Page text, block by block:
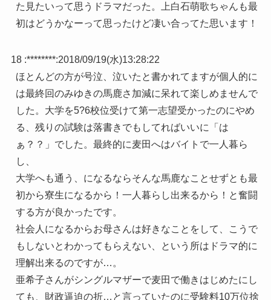
た見たいって思うドラマだった。上白石萌歌ちゃんも最
初はどうかなーって思ったけど凄い合ってた思います！
18 :********:2018/09/19(水)13:28:22
ほとんどの方が号泣、泣いたと書かれてますが個人的に
は最終回のみゆきの馬鹿さ加減に呆れて楽しめませんで
した。大学を5?6校位受けて第一志望受かったのにやめ
る、残りの試験は落書きでもしてればいいに「は
ぁ？？」でした。最終的に麦田へはバイトで一人暮ら
し、
大学へも通う、になるならそんな馬鹿なことせずとも最
初から寮生になるから！一人暮らし出来るから！と奮闘
する方が良かったです。
社会人になるからお母さんは好きなことをして、こうで
もしないとわかってもらえない、という所はドラマ的に
理解出来るのですが…。
亜希子さんがシングルマザーで麦田で働きはじめたにし
ても、財政逼迫の折…と言っていたのに受験料10万位捨